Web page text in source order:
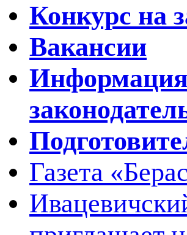
Конкурс на
Вакансии
Информация
Газета